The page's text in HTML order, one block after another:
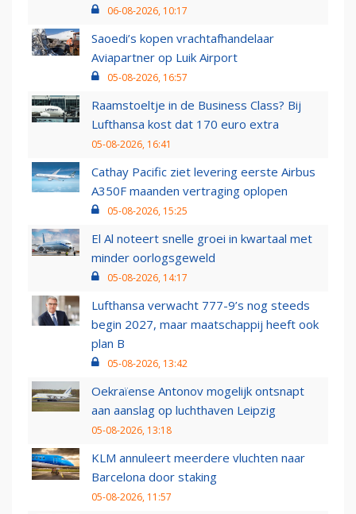
06-08-2026, 10:17
Saoedi’s kopen vrachtafhandelaar
Aviapartner op Luik Airport
05-08-2026, 16:57
Raamstoeltje in de Business Class? Bij
Lufthansa kost dat 170 euro extra
05-08-2026, 16:41
Cathay Pacific ziet levering eerste Airbus
A350F maanden vertraging oplopen
05-08-2026, 15:25
El Al noteert snelle groei in kwartaal met
minder oorlogsgeweld
05-08-2026, 14:17
Lufthansa verwacht 777-9’s nog steeds
begin 2027, maar maatschappij heeft ook
plan B
05-08-2026, 13:42
Oekraïense Antonov mogelijk ontsnapt
aan aanslag op luchthaven Leipzig
05-08-2026, 13:18
KLM annuleert meerdere vluchten naar
Barcelona door staking
05-08-2026, 11:57